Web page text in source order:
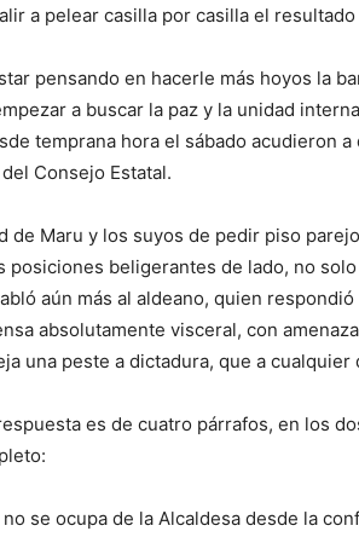
a pelear casilla por casilla el
pensando en hacerle más hoyos la
a buscar la paz y la unidad
temprana hora el sábado acudieron a
Consejo Estatal.
de Maru y los suyos de pedir piso
posiciones beligerantes de lado, no
aún más al aldeano, quien
absolutamente visceral, con
una peste a dictadura, que a
es de cuatro párrafos, en los
se ocupa de la Alcaldesa desde la